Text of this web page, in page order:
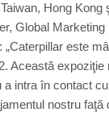
Hong
Global
„Caterpillar este
Această expoziţie
a intra în contact
nostru faţă